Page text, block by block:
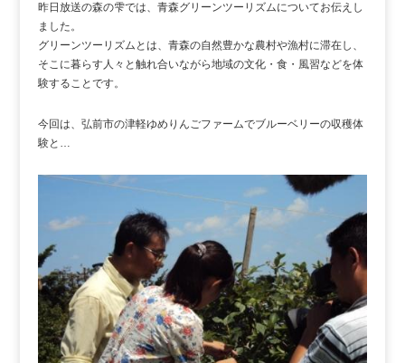
昨日放送の森の雫では、青森グリーンツーリズムについてお伝えし
ました。
グリーンツーリズムとは、青森の自然豊かな農村や漁村に滞在し、
そこに暮らす人々と触れ合いながら地域の文化・食・風習などを体
験することです。
今回は、弘前市の津軽ゆめりんごファームでブルーベリーの収穫体
験と…